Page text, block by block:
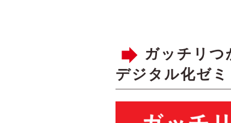
ガッチリつ
デジタル化ゼミ